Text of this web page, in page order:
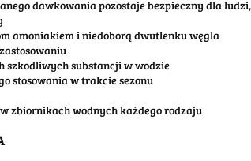
dawkowania pozostaje bezpieczny dla
amoniakiem i niedoborą dwutlenku węgla
szkodliwych substancji w wodzie
stosowania w trakcie sezonu
zbiornikach wodnych każdego rodzaju